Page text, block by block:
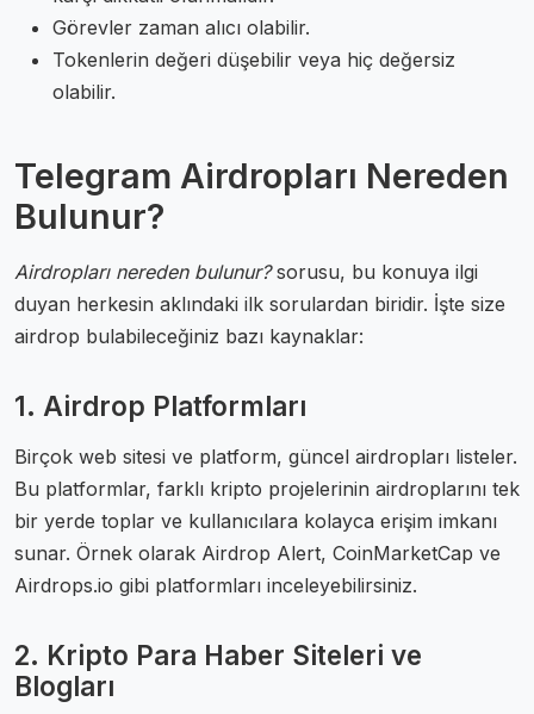
Görevler zaman alıcı olabilir.
Tokenlerin değeri düşebilir veya hiç değersiz
olabilir.
Telegram Airdropları Nereden
Bulunur?
Airdropları nereden bulunur?sorusu, bu konuya ilgi
duyan herkesin aklındaki ilk sorulardan biridir. İşte size
airdrop bulabileceğiniz bazı kaynaklar:
1. Airdrop Platformları
Birçok web sitesi ve platform, güncel airdropları listeler.
Bu platformlar, farklı kripto projelerinin airdroplarını tek
bir yerde toplar ve kullanıcılara kolayca erişim imkanı
sunar. Örnek olarak Airdrop Alert, CoinMarketCap ve
Airdrops.io gibi platformları inceleyebilirsiniz.
2. Kripto Para Haber Siteleri ve
Blogları